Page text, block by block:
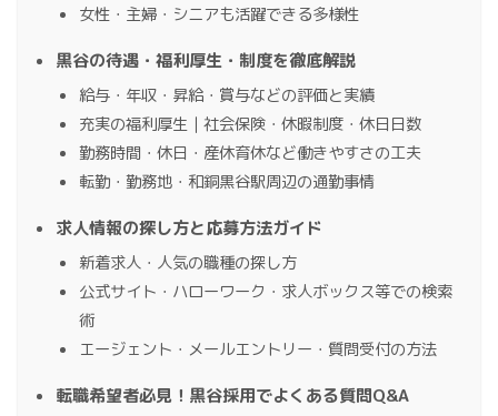
女性・主婦・シニアも活躍できる多様性
黒谷の待遇・福利厚生・制度を徹底解説
給与・年収・昇給・賞与などの評価と実績
充実の福利厚生｜社会保険・休暇制度・休日日数
勤務時間・休日・産休育休など働きやすさの工夫
転勤・勤務地・和銅黒谷駅周辺の通勤事情
求人情報の探し方と応募方法ガイド
新着求人・人気の職種の探し方
公式サイト・ハローワーク・求人ボックス等での検索
術
エージェント・メールエントリー・質問受付の方法
転職希望者必見！黒谷採用でよくある質問Q&A